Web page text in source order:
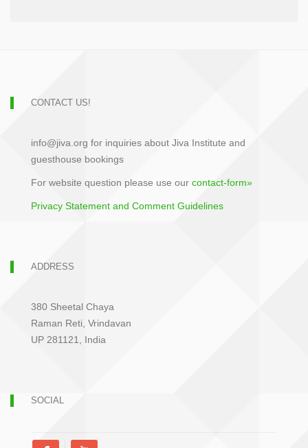
CONTACT US!
info@jiva.org for inquiries about Jiva Institute and
guesthouse bookings
For website question please use our contact-form»
Privacy Statement and Comment Guidelines
ADDRESS
380 Sheetal Chaya
Raman Reti, Vrindavan
UP 281121, India
SOCIAL